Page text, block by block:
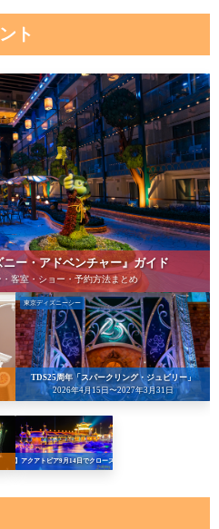
ト
ー・アドベンチャー』ガイド
客室・ショー・予約方法まとめ
東京ディズニーシー
TDS25周年「スパークリング・ジュビリー」
2026年4月15日〜2027年3月31日
悲報】アクアトピア9月14日でクローズへ…！